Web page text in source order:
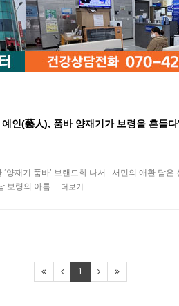
예인(藝人), 품바 양재기가 보령을 흔들
양재기 품바’ 브랜드화 나서...서민의 애환 담
보령의 아름… 더보기
1